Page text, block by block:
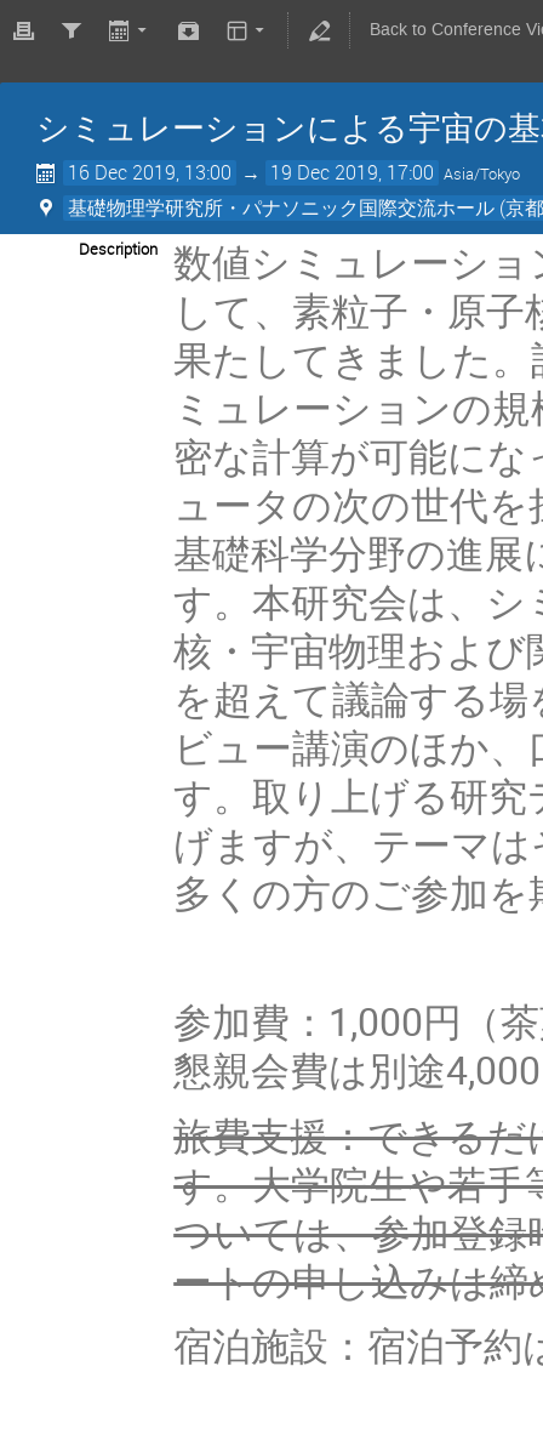
Back to Conference
シミュレーションによる宇宙の
16 Dec 2019, 13:00 → 19 Dec 2019, 17:00 Asia/Tokyo
基礎物理学研究所・パナソニック国際交流ホール (京
Description
数値シミュレーシ
して、素粒子・原
果たしてきました
ミュレーションの
密な計算が可能に
ュータの次の世代
基礎科学分野の進
す。本研究会は、
核・宇宙物理およ
を超えて議論する
ビュー講演のほか
す。取り上げる研
げますが、テーマ
多くの方のご参加
参加費：1,000円（
懇親会費は別途
旅費支援：できる
す。大学院生や若
ついては、参加登
ートの申し込みは
宿泊施設：宿泊予